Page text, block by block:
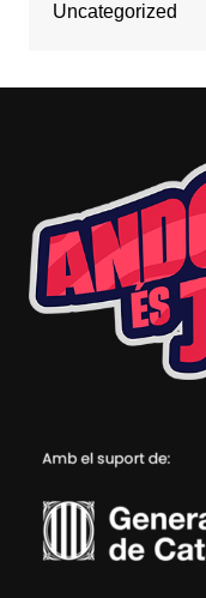
Uncategorized